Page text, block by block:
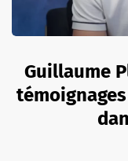
Guillaume